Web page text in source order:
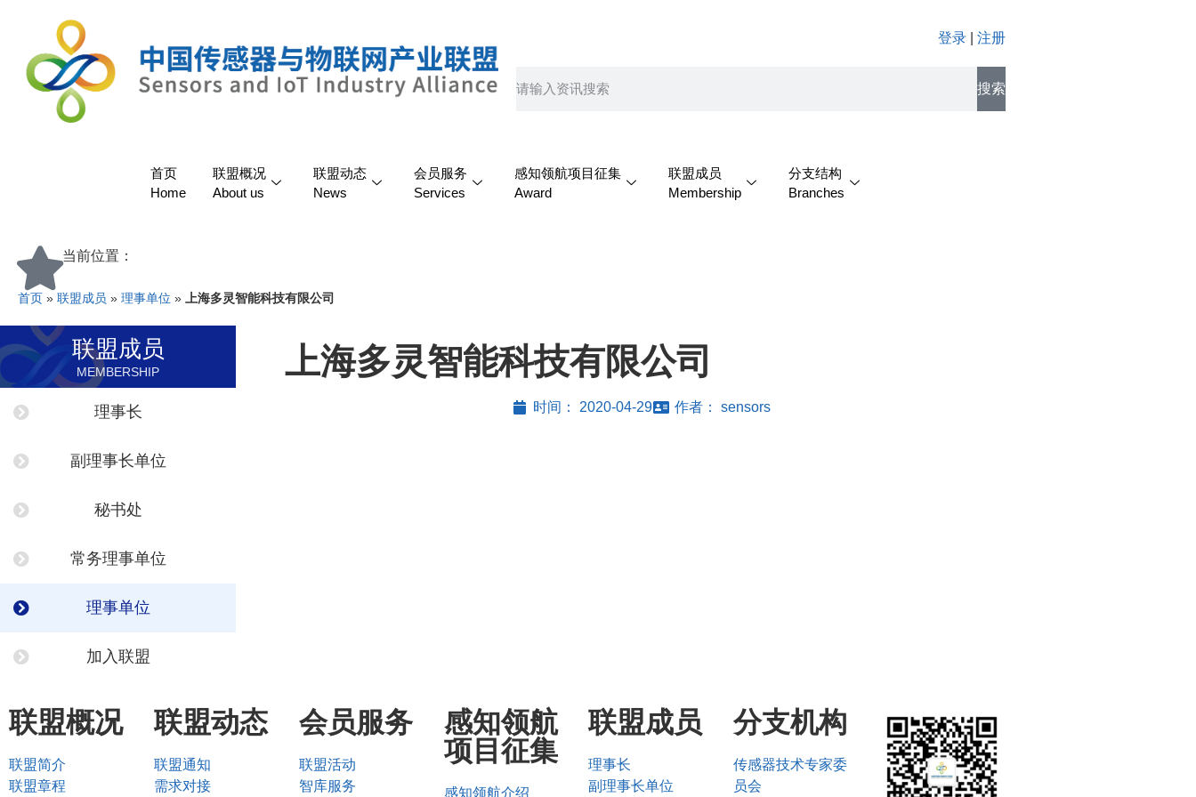
登录 注册
搜索
首页
Home
联盟概况
About us
联盟动态
News
会员服务
Services
感知领航项目征集
Award
联盟成员
Membership
分支结构
Branches
当前位置：
首页 » 联盟成员 » 理事单位 » 上海多灵智能科技有限公司
联盟成员
MEMBERSHIP
理事长
副理事长单位
秘书处
常务理事单位
理事单位
加入联盟
上海多灵智能科技有限公司
时间： 2020-04-29 作者： sensors
联盟概况
联盟简介
联盟章程
联盟动态
联盟通知
需求对接
会员服务
联盟活动
智库服务
感知领航
项目征集
感知领航介绍
联盟成员
理事长
副理事长单位
分支机构
传感器技术专家委
员会